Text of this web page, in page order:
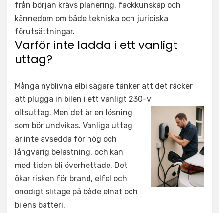
från början krävs planering, fackkunskap och
kännedom om både tekniska och juridiska
förutsättningar.
Varför inte ladda i ett vanligt
uttag?
Många nyblivna elbilsägare tänker att det räcker
att plugga in bilen i ett vanligt 230-v
oltsuttag. Men det är en lösning
som bör undvikas. Vanliga uttag
är inte avsedda för hög och
långvarig belastning, och kan
med tiden bli överhettade. Det
ökar risken för brand, elfel och
onödigt slitage på både elnät och
bilens batteri.